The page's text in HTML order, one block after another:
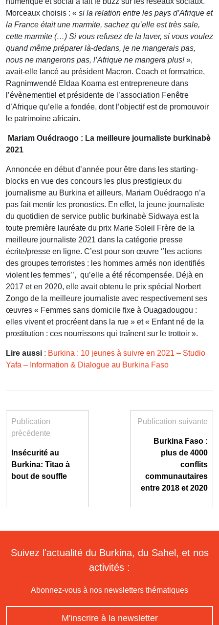
Morceaux choisis : « si la relation entre les pays d’Afrique et
la France était une marmite, sachez qu’elle est très sale,
cette marmite (…) Si vous refusez de la laver, si vous voulez
quand même préparer là-dedans, je ne mangerais pas,
nous ne mangerons pas, l’Afrique ne mangera plus!»,
avait-elle lancé au président Macron. Coach et formatrice,
Ragnimwendé Eldaa Koama est entrepreneure dans
l’évènementiel et présidente de l’association Fenêtre
d’Afrique qu’elle a fondée, dont l’objectif est de promouvoir
le patrimoine africain.
Mariam Ouédraogo : La meilleure journaliste burkinabè
2021
Annoncée en début d’année pour être dans les starting-
blocks en vue des concours les plus prestigieux du
journalisme au Burkina et ailleurs, Mariam Ouédraogo n’a
pas fait mentir les pronostics. En effet, la jeune journaliste
du quotidien de service public burkinabè Sidwaya est la
toute première lauréate du prix Marie Soleil Frère de la
meilleure journaliste 2021 dans la catégorie presse
écrite/presse en ligne. C’est pour son œuvre ‘’les actions
des groupes terroristes : les hommes armés non identifiés
violent les femmes’’, qu’elle a été récompensée. Déjà en
2017 et en 2020, elle avait obtenu le prix spécial Norbert
Zongo de la meilleure journaliste avec respectivement ses
œuvres « Femmes sans domicile fixe à Ouagadougou :
elles vivent et procréent dans la rue » et « Enfant né de la
prostitution : ces nourrissons qui traînent sur le trottoir ».
Lire aussi : Burkina : 10 jeunes à suivre en 2021 – Studio
Yafa – Information & Dialogue au Burkina Faso
Publication
précédente
Insécurité au
Burkina: Titao à
bout de souffle
Publication suivante
Burkina Faso :
plus de 4000
conflits
communautaires
entre 2018 et 2020
Suivez l'actualité du Burkina, du Sahel, et nos
activités :
Abonnez-vous à nos newsletters thématiques
M'inscrire à la newsletter